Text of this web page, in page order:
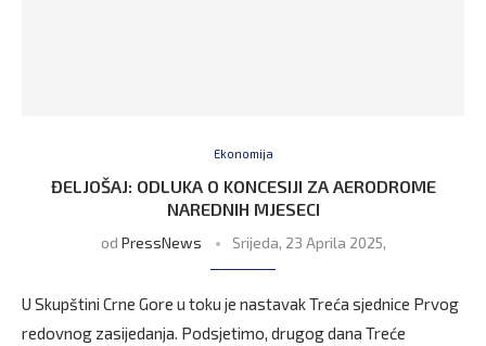
Ekonomija
ĐELJOŠAJ: ODLUKA O KONCESIJI ZA AERODROME
NAREDNIH MJESECI
od PressNews Srijeda, 23 Aprila 2025,
U Skupštini Crne Gore u toku je nastavak Treća sjednice Prvog
redovnog zasijedanja. Podsjetimo, drugog dana Treće